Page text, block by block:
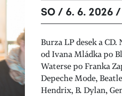
SO / 6. 6. 2026 /
Burza LP desek a
od Ivana Mládka po
Waterse po Franka
Depeche Mode,
Hendrix, B. Dylan,